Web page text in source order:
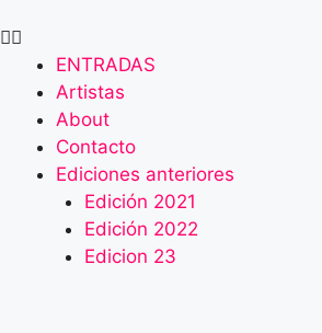
ENTRADAS
Artistas
About
Contacto
Ediciones anteriores
Edición 2021
Edición 2022
Edicion 23